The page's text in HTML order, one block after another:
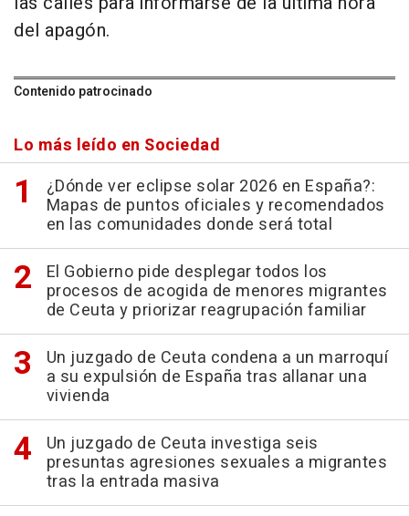
del apagón.
Contenido patrocinado
Lo más leído en Sociedad
¿Dónde ver eclipse solar 2026 en España?:
Mapas de puntos oficiales y recomendados
en las comunidades donde será total
El Gobierno pide desplegar todos los
procesos de acogida de menores migrantes
de Ceuta y priorizar reagrupación familiar
Un juzgado de Ceuta condena a un marroquí
a su expulsión de España tras allanar una
vivienda
Un juzgado de Ceuta investiga seis
presuntas agresiones sexuales a migrantes
tras la entrada masiva